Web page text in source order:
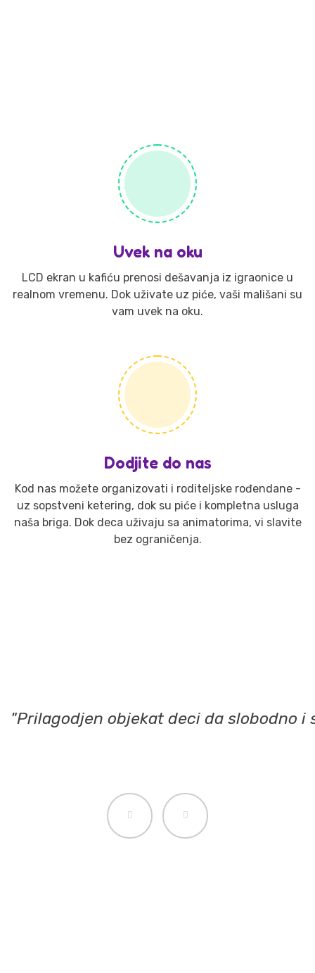
Uvek na oku
LCD ekran u kafiću prenosi dešavanja iz igraonice u
realnom vremenu. Dok uživate uz piće, vaši mališani su
vam uvek na oku.
Dodjite do nas
Kod nas možete organizovati i roditeljske rođendane -
uz sopstveni ketering, dok su piće i kompletna usluga
naša briga. Dok deca uživaju sa animatorima, vi slavite
bez ograničenja.
"Prilagodjen objekat deci da slobodno